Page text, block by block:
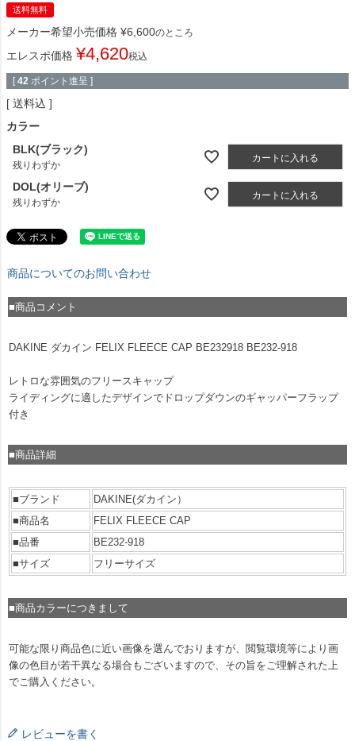
送料無料
メーカー希望小売価格 ¥6,600のところ
エレスポ価格 ¥4,620税込
[ 42 ポイント進呈 ]
送料込
カラー
BLK(ブラック)
残りわずか
カートに入れる
DOL(オリーブ)
残りわずか
カートに入れる
商品についてのお問い合わせ
■商品コメント
DAKINE ダカイン FELIX FLEECE CAP BE232918 BE232-918
レトロな雰囲気のフリースキャップ
ライディングに適したデザインでドロップダウンのギャッパーフラップ
付き
■商品詳細
■ブランド
DAKINE(ダカイン）
■商品名
FELIX FLEECE CAP
■品番
BE232-918
■サイズ
フリーサイズ
■商品カラーにつきまして
可能な限り商品色に近い画像を選んでおりますが、閲覧環境等により画
像の色目が若干異なる場合もございますので、その旨をご理解された上
でご購入ください。
レビューを書く